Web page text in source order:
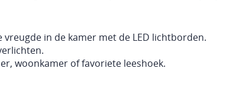
in de kamer met de LED lichtborden.
woonkamer of favoriete leeshoek.